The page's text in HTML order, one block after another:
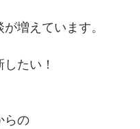
増えています。
たい！
らの